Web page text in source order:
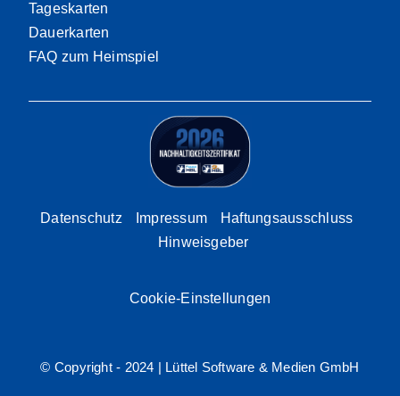
Tageskarten
Dauerkarten
FAQ zum Heimspiel
Datenschutz Impressum
Haftungsausschluss
Hinweisgeber
Cookie-Einstellungen
© Copyright - 2024 | Lüttel Software & Medien GmbH